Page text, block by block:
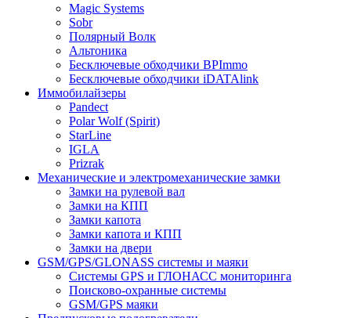
Magic Systems
Sobr
Полярный Волк
Альтоника
Бесключевые обходчики BPImmo
Бесключевые обходчики iDATAlink
Иммобилайзеры
Pandect
Polar Wolf (Spirit)
StarLine
IGLA
Prizrak
Механические и электромеханические замки
Замки на рулевой вал
Замки на КПП
Замки капота
Замки капота и КПП
Замки на двери
GSM/GPS/GLONASS системы и маяки
Системы GPS и ГЛОНАСС мониторинга
Поисково-охранные системы
GSM/GPS маяки